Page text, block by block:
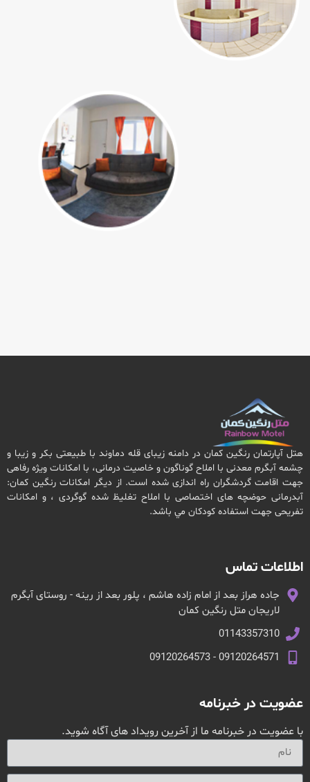
هتل آپارتمان رنگین کمان در دامنه زیبای قله دماوند با طبیعتی بکر و زیبا و
چشمه آبگرم معدنی با املاح گوناگون و خاصیت درمانی، با امکانات ویژه رفاهی
جهت اقامت گردشگران راه اندازی شده است. از ديگر امكانات رنگین کمان:
آبدرمانی حوضچه های اختصاصی با املاح تغلیظ شده گوگردی ، و امکانات
تفریحی جهت استفاده کودکان مي باشد.
اطلاعات تماس
جاده هراز بعد از امام زاده هاشم ، پلور بعد از رینه - روستای آبگرم
لاریجان متل رنگین کمان
01143357310
09120264571 - 09120264573
عضویت در خبرنامه
با عضویت در خبرنامه ما از آخرین رویداد های آگاه شوید.